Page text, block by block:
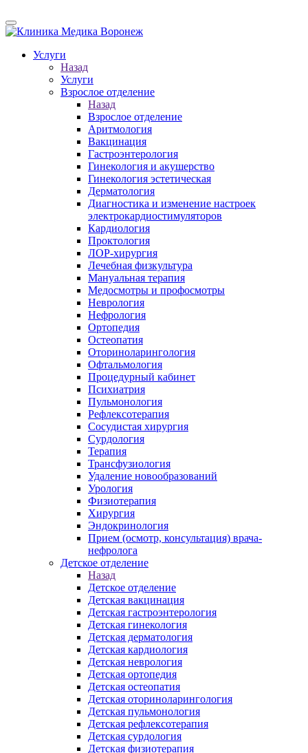
Услуги
Назад
Услуги
Взрослое отделение
Назад
Взрослое отделение
Аритмология
Вакцинация
Гастроэнтерология
Гинекология и акушерство
Гинекология эстетическая
Дерматология
Диагностика и изменение настроек
электрокардиостимуляторов
Кардиология
Проктология
ЛОР-хирургия
Лечебная физкультура
Мануальная терапия
Медосмотры и профосмотры
Неврология
Нефрология
Ортопедия
Остеопатия
Оториноларингология
Офтальмология
Процедурный кабинет
Психиатрия
Пульмонология
Рефлексотерапия
Сосудистая хирургия
Сурдология
Терапия
Трансфузиология
Удаление новообразований
Урология
Физиотерапия
Хирургия
Эндокринология
Прием (осмотр, консультация) врача-
нефролога
Детское отделение
Назад
Детское отделение
Детская вакцинация
Детская гастроэнтерология
Детская гинекология
Детская дерматология
Детская кардиология
Детская неврология
Детская ортопедия
Детская остеопатия
Детская оториноларингология
Детская пульмонология
Детская рефлексотерапия
Детская сурдология
Детская физиотерапия